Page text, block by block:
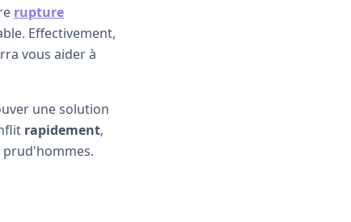
rupture
Effectivement,
vous aider à
une solution
rapidement,
prud'hommes.